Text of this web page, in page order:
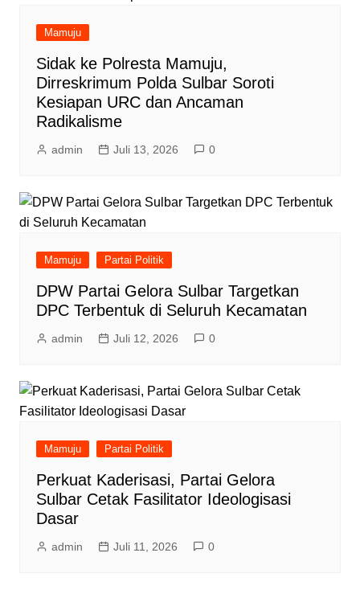
Mamuju
Sidak ke Polresta Mamuju,
Dirreskrimum Polda Sulbar Soroti
Kesiapan URC dan Ancaman
Radikalisme
admin Juli 13, 2026 0
Mamuju Partai Politik
DPW Partai Gelora Sulbar Targetkan
DPC Terbentuk di Seluruh Kecamatan
admin Juli 12, 2026 0
Mamuju Partai Politik
Perkuat Kaderisasi, Partai Gelora
Sulbar Cetak Fasilitator Ideologisasi
Dasar
admin Juli 11, 2026 0